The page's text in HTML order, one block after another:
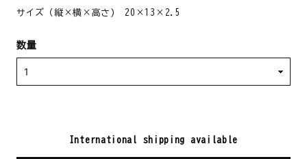
サイズ（縦×横×高さ) 20×13×2.5
数量
International shipping available